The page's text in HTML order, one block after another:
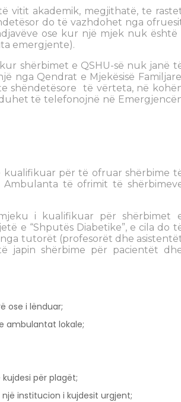
vitit akademik, megjithatë, te
do të vazhdohet nga
ose kur një mjek nuk është
emergjente).
shërbimet e QSHU-së nuk janë
nga Qendrat e Mjekësisë
shëndetësore të vërteta, në
të telefonojnë në
kualifikuar për të ofruar shërbime
të ofrimit të
i kualifikuar për shërbimet
e “Shputës Diabetike”, e cila do
tutorët (profesorët dhe
japin shërbime për pacientët
ose i lënduar;
ambulantat lokale;
për plagët;
institucion i kujdesit urgjent;